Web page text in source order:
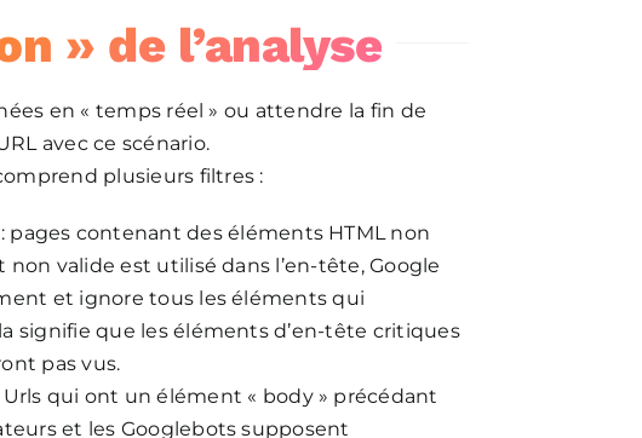
» de l’analyse
en « temps réel » ou attendre la fin de
avec ce scénario.
plusieurs filtres :
pages contenant des éléments HTML non
non valide est utilisé dans l’en-tête, Google
et ignore tous les éléments qui
signifie que les éléments d’en-tête critiques
pas vus.
Urls qui ont un élément « body » précédant
et les Googlebots supposent